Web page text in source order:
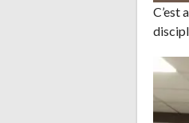
C’est